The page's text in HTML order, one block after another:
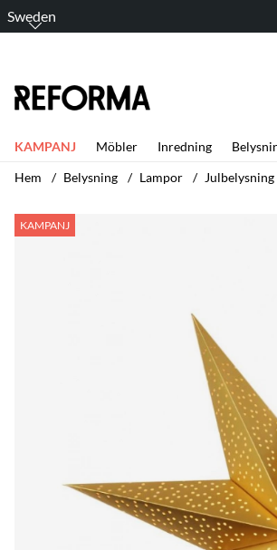
Sweden
KAMPANJ Möbler Inredning
Hem
Belysning Lampor Julbelysning
KAMPANJ
Produktbilder Julstjärna 'Dot' 54cm - Guld